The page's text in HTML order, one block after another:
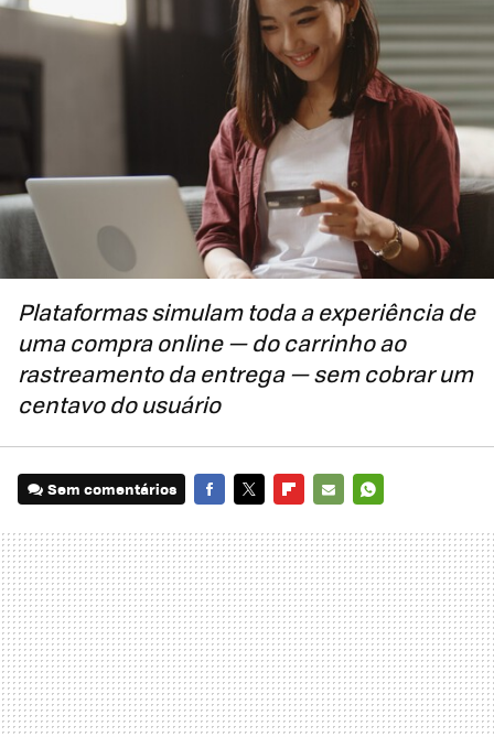
Plataformas simulam toda a experiência de
uma compra online — do carrinho ao
rastreamento da entrega — sem cobrar um
centavo do usuário
Sem comentários
MAIL